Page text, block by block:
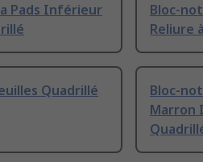
Pads Inférieur
Bloc-
Reliure
Quadrillé
Bloc-
Marron